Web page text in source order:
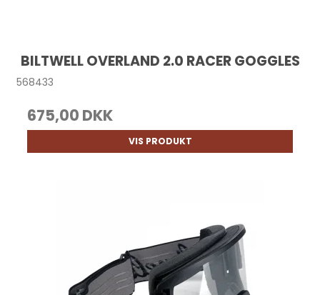
BILTWELL OVERLAND 2.0 RACER GOGGLES
568433
675,00 DKK
VIS PRODUKT